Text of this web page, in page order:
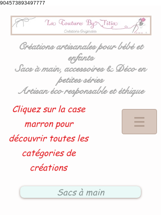
904573893497777
Créations artisanales pour bébé et
enfants
Sacs à main, accessoires & Déco en
petites séries
Artisan éco responsable et éthique
Cliquez sur la case
marron pour
découvrir toutes les
catégories de
créations
Sacs à main